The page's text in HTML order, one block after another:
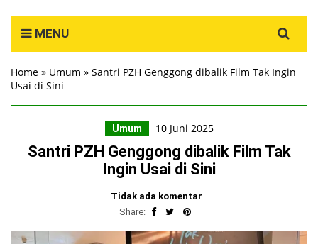
MENU
for:
Home » Umum » Santri PZH Genggong dibalik Film Tak Ingin
Usai di Sini
Umum 10 Juni 2025
Santri PZH Genggong dibalik Film Tak
Ingin Usai di Sini
Tidak ada komentar
Share: